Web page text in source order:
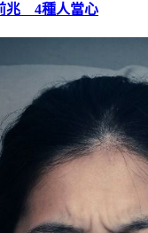
兆 4種人當心